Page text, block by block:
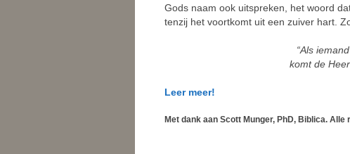
Gods naam ook uitspreken, het woord
tenzij het voortkomt uit een zuiver hart.
“Als
komt de
Leer meer!
Met dank aan Scott Munger, PhD, Biblica.